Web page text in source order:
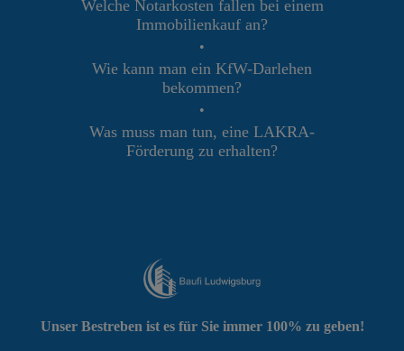
Welche Notarkosten fallen bei einem
Immobilienkauf an?
•
Wie kann man ein KfW-Darlehen
bekommen?
•
Was muss man tun, eine LAKRA-
Förderung zu erhalten?
Unser Bestreben ist es für Sie immer 100% zu geben!